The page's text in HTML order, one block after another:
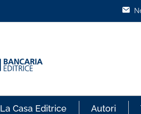
La Casa Editrice Autori